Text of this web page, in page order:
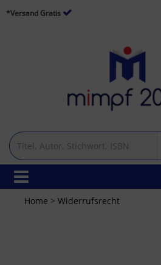
*Versand Gratis
Home > Widerrufsrecht